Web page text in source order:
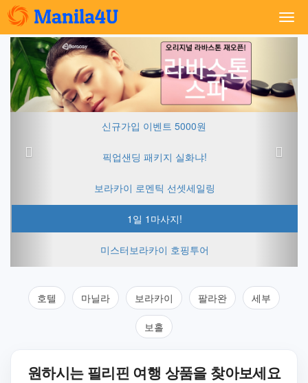
Previous
신규가입 이벤트 5000원
픽업샌딩 패키지 실화냐!
보라카이 로멘틱 선셋세일링
1일 1마사지!
미스터보라카이 호핑투어
호텔 마닐라 보라카이 팔라완 세부
보홀
원하시는 필리핀 여행 상품을 찾아보세요